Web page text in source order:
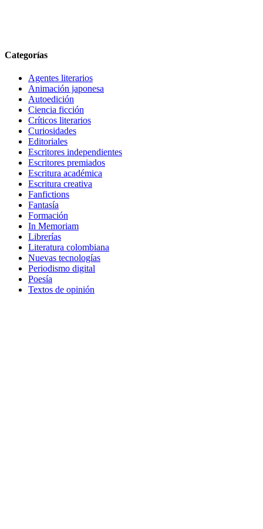
Categorías
Agentes literarios
Animación japonesa
Autoedición
Ciencia ficción
Críticos literarios
Curiosidades
Editoriales
Escritores independientes
Escritores premiados
Escritura académica
Escritura creativa
Fanfictions
Fantasía
Formación
In Memoriam
Librerías
Literatura colombiana
Nuevas tecnologías
Periodismo digital
Poesía
Textos de opinión